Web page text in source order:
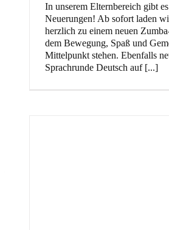
Kinder
In unserem Elternbereich gibt
Neuerungen! Ab sofort laden
herzlich zu einem neuen
dem Bewegung, Spaß und
Mittelpunkt stehen. Ebenfalls
Sprachrunde Deutsch auf [...]